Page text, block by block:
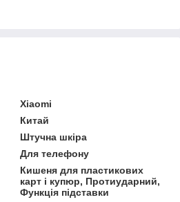
Xiaomi
Китай
Штучна шкіра
Для телефону
Кишеня для пластикових
карт і купюр, Протиударний,
Функція підставки